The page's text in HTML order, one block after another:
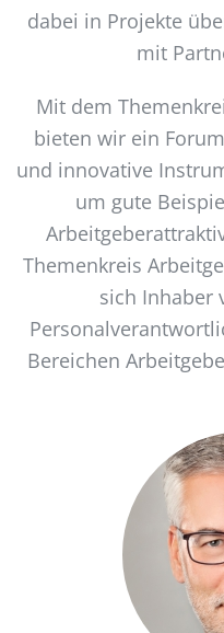
dabei in Projekte
mit
Mit dem
bieten wir ein
und innovative
um gute
Themenkreis
sich Inhaber
Bereichen